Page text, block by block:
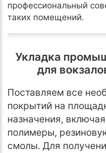
профессиональный
таких помещений.
Укладка
для
Поставляем все
покрытий на
назначения,
полимеры,
смолы. Для